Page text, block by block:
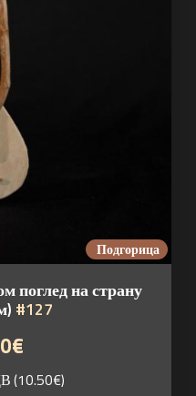
Подгорица
поглед на страну
#127
(10.50€)